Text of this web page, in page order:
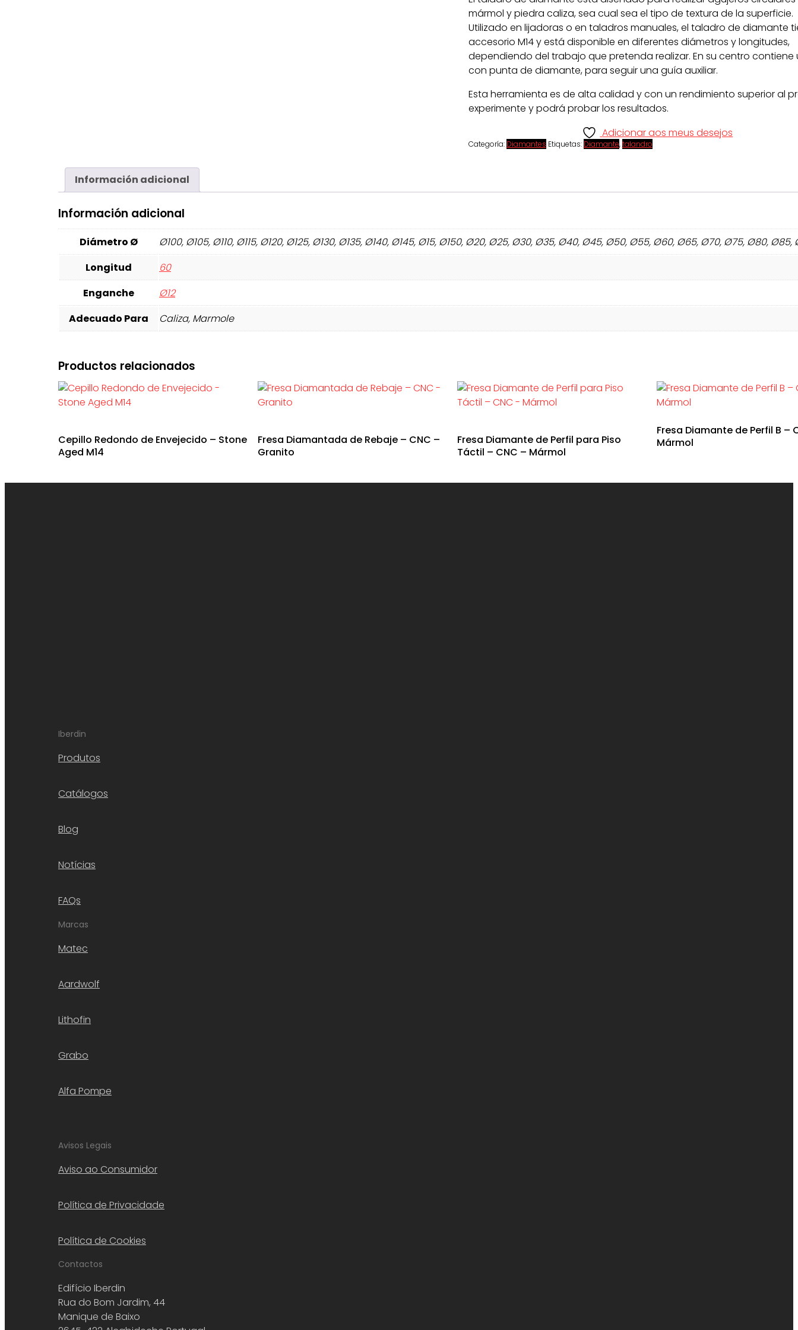
mármol y piedra caliza, sea cual sea el tipo de textura de la superficie.
Utilizado en lijadoras o en taladros manuales, el taladro de diamante
accesorio M14 y está disponible en diferentes diámetros y longitudes,
dependiendo del trabajo que pretenda realizar. En su centro
con punta de diamante, para seguir una guía auxiliar.
Esta herramienta es de alta calidad y con un rendimiento superior al
experimente y podrá probar los resultados.
Adicionar aos meus desejos
Categoría: Diamantes Etiquetas: Diamante,talandro
Información adicional
Información adicional
Diámetro Ø
Ø100, Ø105, Ø110, Ø115, Ø120, Ø125, Ø130, Ø135, Ø140, Ø145, Ø15, Ø150, Ø20, Ø25, Ø30, Ø35, Ø40, Ø45, Ø50, Ø55, Ø60, Ø65, Ø70, Ø75, Ø80,
Longitud
60
Enganche
Ø12
Adecuado Para
Caliza, Marmole
Productos relacionados
Cepillo Redondo de Envejecido – Stone
Aged M14
Fresa Diamantada de Rebaje – CNC –
Granito
Fresa Diamante de Perfil para Piso
Táctil – CNC – Mármol
Fresa Diamante de Perfil B –
Mármol
Iberdin
Produtos
Catálogos
Blog
Notícias
FAQs
Marcas
Matec
Aardwolf
Lithofin
Grabo
Alfa Pompe
Avisos Legais
Aviso ao Consumidor
Política de Privacidade
Política de Cookies
Contactos
Edifício Iberdin
Rua do Bom Jardim, 44
Manique de Baixo